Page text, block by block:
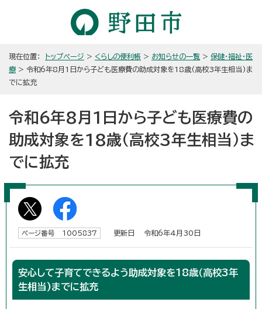
現在位置： トップページ > くらしの便利帳 > お知らせの一覧 > 保健・福祉・医
療 > 令和6年8月1日から子ども医療費の助成対象を18歳(高校3年生相当)ま
でに拡充
令和6年8月1日から子ども医療費の
助成対象を18歳(高校3年生相当)ま
でに拡充
ページ番号 1005837 更新日 令和6年4月30日
安心して子育てできるよう助成対象を18歳（高校3年
生相当)までに拡充